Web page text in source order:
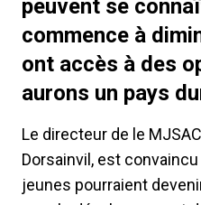
peuvent se
commence à
ont accès à des
aurons un pays
Le directeur de le
Dorsainvil, est
jeunes pourraient